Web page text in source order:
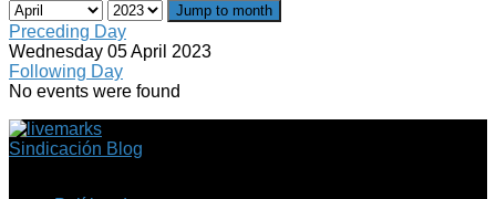
Jump to month
Preceding Day
Wednesday 05 April 2023
Following Day
No events were found
Sindicación Blog